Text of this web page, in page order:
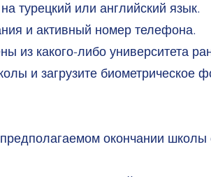
турецкий или английский язык.
и активный номер телефона.
из какого-либо университета
и загрузите биометрическое
предполагаемом окончании